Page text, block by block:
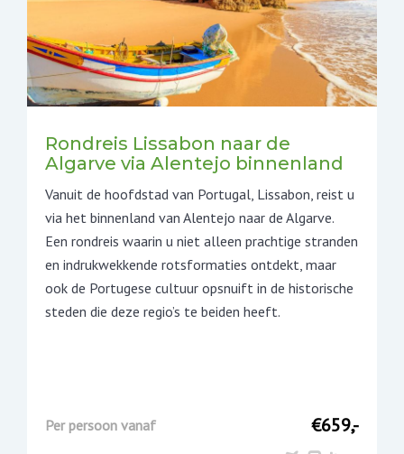
Rondreis Lissabon naar de
Algarve via Alentejo binnenland
Vanuit de hoofdstad van Portugal, Lissabon, reist u
via het binnenland van Alentejo naar de Algarve.
Een rondreis waarin u niet alleen prachtige stranden
en indrukwekkende rotsformaties ontdekt, maar
ook de Portugese cultuur opsnuift in de historische
steden die deze regio’s te beiden heeft.
Per persoon vanaf €659,-